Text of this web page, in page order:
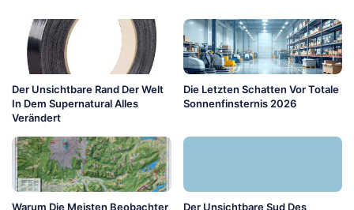
Der Unsichtbare Rand Der Welt
In Dem Supernatural Alles
Verändert
Die Letzten Schatten Vor Totale
Sonnenfinsternis 2026
Warum Die Meisten Beobachter Der Unsichtbare Sud Des